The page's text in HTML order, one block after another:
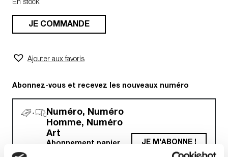
En stock
JE COMMANDE
Ajouter aux favoris
Abonnez-vous et recevez les nouveaux numéro
Numéro, Numéro
Homme, Numéro
Art
Abonnement papier
JE M'ABONNE !